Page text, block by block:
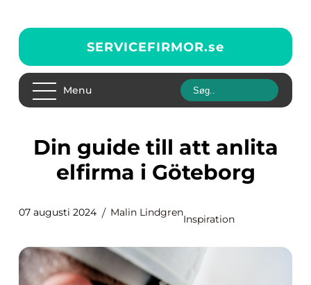
SERVICEFIRMOR.se
Menu
Din guide till att anlita
elfirma i Göteborg
07 augusti 2024 Malin Lindgren
Inspiration